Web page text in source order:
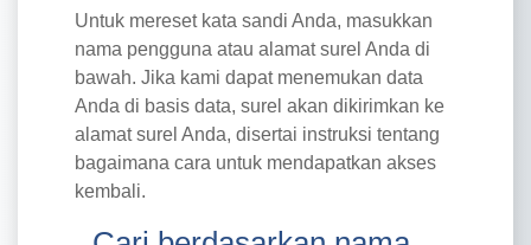
Untuk mereset kata sandi Anda, masukkan
nama pengguna atau alamat surel Anda di
bawah. Jika kami dapat menemukan data
Anda di basis data, surel akan dikirimkan ke
alamat surel Anda, disertai instruksi tentang
bagaimana cara untuk mendapatkan akses
kembali.
Cari berdasarkan nama pengguna